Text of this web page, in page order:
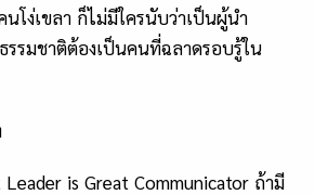
โง่เขลา ก็ไม่มีใครนับว่าเป็นผู้นำ
รรมชาติต้องเป็นคนที่ฉลาดรอบรู้ใน
Leader is Great Communicator ถ้ามี